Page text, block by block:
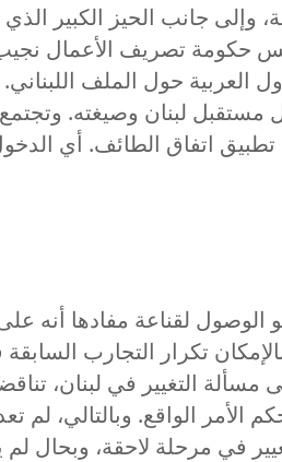
وإلى جانب الحيز
حكومة تصريف الأعمال
العربية حول الملف
مستقبل لبنان وصيغته.
اتفاق الطائف. أي
لقناعة مفادها أنه
تكرار التجارب السابقة
التغيير في لبنان،
الأمر الواقع. وبالتالي،
في مرحلة لاحقة، وبحال لم